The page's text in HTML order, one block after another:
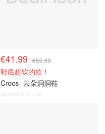
€41.99 €59.99
鞋底超软的款！
Crocs 云朵洞洞鞋
@dealmoon.de